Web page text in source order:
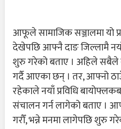
आफूले सामाजिक सञ्जालमा यो
देखेपछि आफ्नै दाङ जिल्लामै
शुरु गरेको बताए । अहिले सबैले
गर्दै आएका छन् । तर, आफ्नो
रहेकाले नयाँ प्रविधि
संचालन गर्न लागेको बताए ।
गरौँ, भन्ने मनमा लागेपछि शुरु